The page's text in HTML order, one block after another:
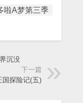
啦A梦第三季
沉没
下一篇
国探险记(五)